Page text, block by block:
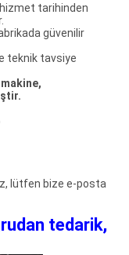
tarihinden
güvenilir
teknik tavsiye
makine,
lütfen bize e-posta
tedarik,